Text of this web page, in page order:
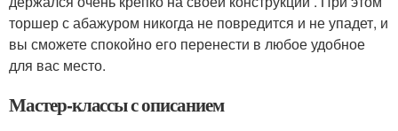
торшер с абажуром никогда не повредится и не упадет, и
вы сможете спокойно его перенести в любое удобное
для вас место.
Мастер-классы с описанием